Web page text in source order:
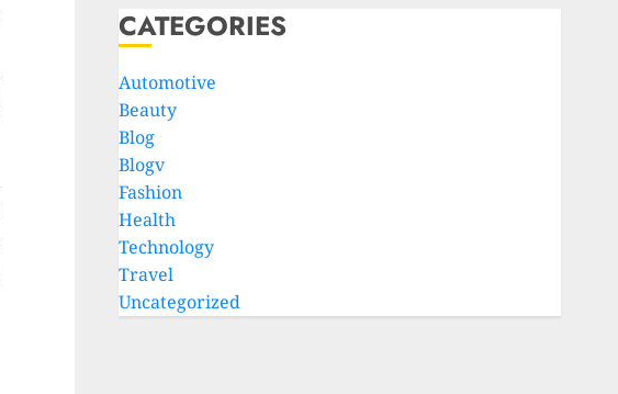
CATEGORIES
Automotive
Beauty
Blog
Blogv
Fashion
Health
Technology
Travel
Uncategorized